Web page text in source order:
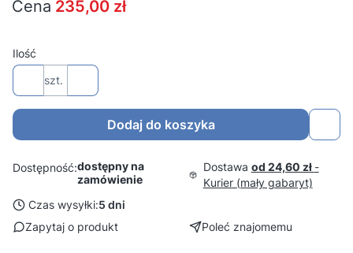
Cena 235,00 zł
Ilość
szt.
Dodaj do koszyka
Dostępność:dostępny na
zamówienie
Dostawa od 24,60 zł -
Kurier (mały gabaryt)
Czas wysyłki:5 dni
Zapytaj o produkt
Poleć znajomemu